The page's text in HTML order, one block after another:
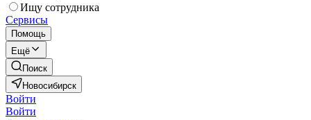
Ищу сотрудника
Сервисы
Помощь
Ещё
Поиск
Новосибирск
Войти
Войти